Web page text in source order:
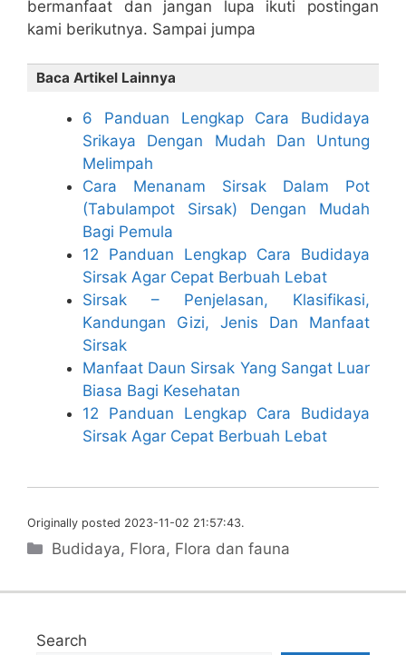
bermanfaat dan jangan lupa ikuti postingan
kami berikutnya. Sampai jumpa
Baca Artikel Lainnya
6 Panduan Lengkap Cara Budidaya
Srikaya Dengan Mudah Dan Untung
Melimpah
Cara Menanam Sirsak Dalam Pot
(Tabulampot Sirsak) Dengan Mudah
Bagi Pemula
12 Panduan Lengkap Cara Budidaya
Sirsak Agar Cepat Berbuah Lebat
Sirsak – Penjelasan, Klasifikasi,
Kandungan Gizi, Jenis Dan Manfaat
Sirsak
Manfaat Daun Sirsak Yang Sangat Luar
Biasa Bagi Kesehatan
12 Panduan Lengkap Cara Budidaya
Sirsak Agar Cepat Berbuah Lebat
Originally posted 2023-11-02 21:57:43.
Categories
Budidaya, Flora, Flora dan fauna
Search